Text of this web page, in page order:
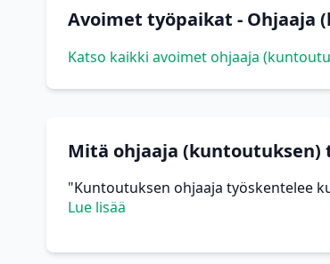
Avoimet työpaikat - Ohjaaja
Katso kaikki avoimet ohjaaja
Mitä ohjaaja (kuntoutuksen)
"Kuntoutuksen ohjaaja työskentelee
Lue lisää